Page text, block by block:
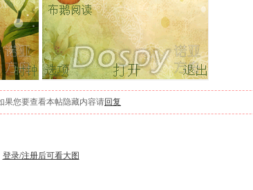
果您要查看本帖隐藏内容请回复
登录/注册后可看大图